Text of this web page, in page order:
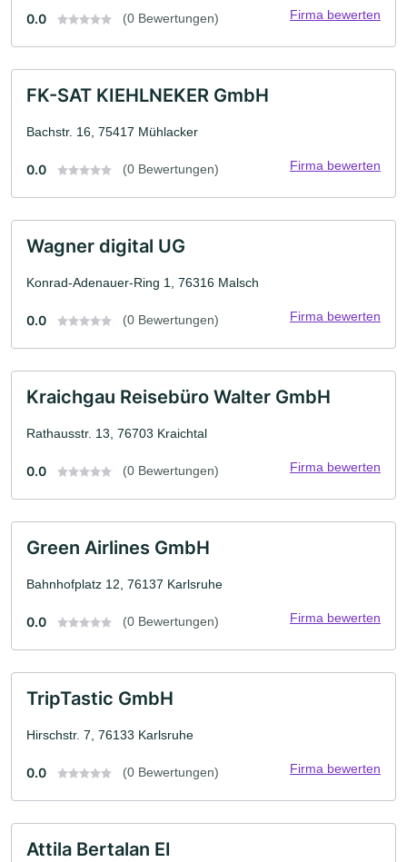
0.0 (0 Bewertungen) Firma bewerten
FK-SAT KIEHLNEKER GmbH
Bachstr. 16, 75417 Mühlacker
0.0 (0 Bewertungen) Firma bewerten
Wagner digital UG
Konrad-Adenauer-Ring 1, 76316 Malsch
0.0 (0 Bewertungen) Firma bewerten
Kraichgau Reisebüro Walter GmbH
Rathausstr. 13, 76703 Kraichtal
0.0 (0 Bewertungen) Firma bewerten
Green Airlines GmbH
Bahnhofplatz 12, 76137 Karlsruhe
0.0 (0 Bewertungen) Firma bewerten
TripTastic GmbH
Hirschstr. 7, 76133 Karlsruhe
0.0 (0 Bewertungen) Firma bewerten
Attila Bertalan EI